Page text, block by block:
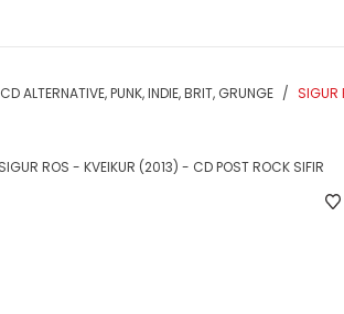
CD ALTERNATIVE, PUNK, INDIE, BRIT, GRUNGE SIGUR